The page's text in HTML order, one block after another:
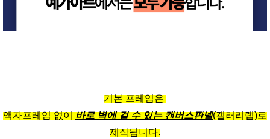
기본 프레임은
액자프레임 없이 바로 벽에 걸 수 있는 캔버스판넬(갤러리랩)로
제작됩니다.